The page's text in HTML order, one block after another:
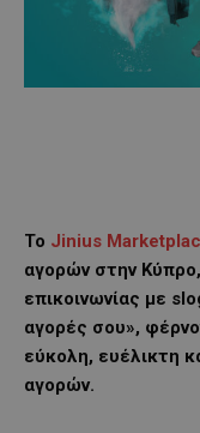
Το Jinius
αγορών στην
επικοινωνίας με
αγορές σου»,
εύκολη, ευέλικτη
αγορών.